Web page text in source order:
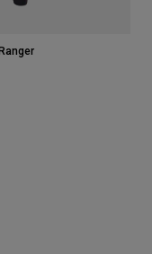
of Castanho de cacau.